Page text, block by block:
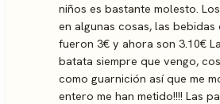
niños es bastante molesto.
en algunas cosas, las
fueron 3€ y ahora son 3.10€
batata siempre que vengo,
como guarnición así que me
entero me han metido!!!! Las